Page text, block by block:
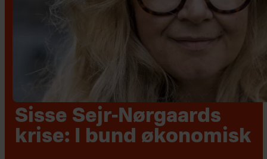
Sisse Sejr-Nørgaards
krise: I bund økonomisk